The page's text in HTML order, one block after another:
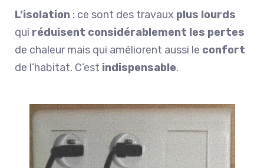
L’isolation : ce sont des travaux plus lourds
qui réduisent considérablement les pertes
de chaleur mais qui améliorent aussi le confort
de l’habitat. C’est indispensable.